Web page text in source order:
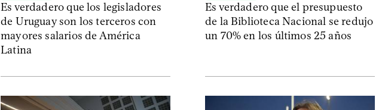
Es verdadero que los legisladores
de Uruguay son los terceros con
mayores salarios de América
Latina
Es verdadero que el presupuesto
de la Biblioteca Nacional se redujo
un 70% en los últimos 25 años